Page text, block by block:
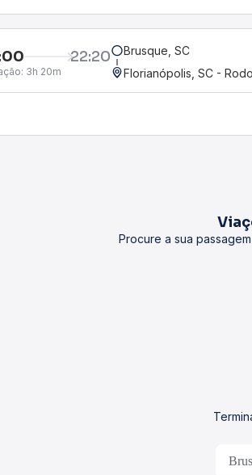
22:20
3h 20m
Brusque, SC
Florianópolis, SC -
Procure a sua